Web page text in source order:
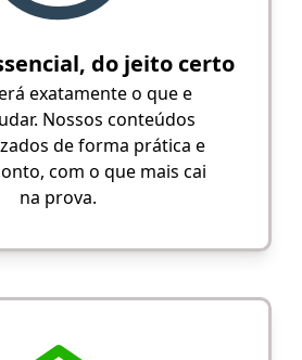
do jeito certo
exatamente o que e
Nossos conteúdos
de forma prática e
com o que mais cai
na prova.